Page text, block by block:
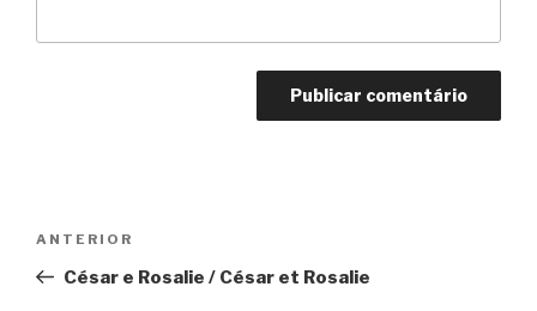
Post
Anterior
ANTERIOR
César e Rosalie / César et Rosalie